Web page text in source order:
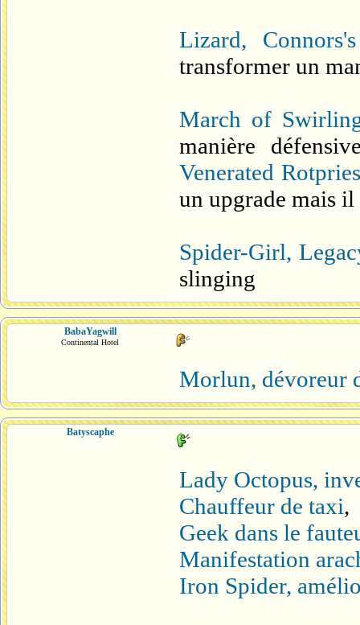
Lizard,
transformer un
March of
manière
Venerated
un upgrade mais il
Spider-Girl,
slinging
BabaYagwill
Continental Hotel
Morlun, dévoreur
Batyscaphe
Lady Octopus,
Chauffeur de taxi,
Geek dans le
Manifestation
Iron Spider,